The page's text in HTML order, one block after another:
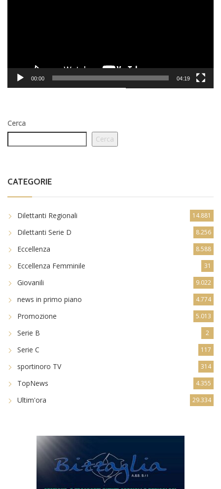
00:00 04:19
Cerca
Cerca
CATEGORIE
Dilettanti Regionali 14.881
Dilettanti Serie D 8.256
Eccellenza 8.588
Eccellenza Femminile 31
Giovanili 9.022
news in primo piano 4.774
Promozione 5.013
Serie B 2
Serie C 117
sportinoro TV 314
TopNews 4.355
Ultim'ora 29.334